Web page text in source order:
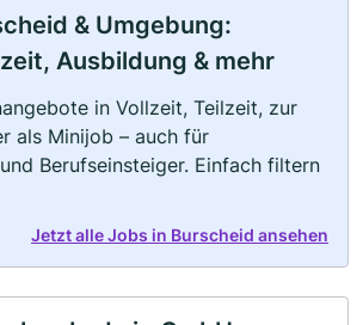
& Umgebung:
Ausbildung & mehr
in Vollzeit, Teilzeit, zur
als Minijob – auch für
Berufseinsteiger. Einfach filtern
Jetzt alle Jobs in Burscheid ansehen